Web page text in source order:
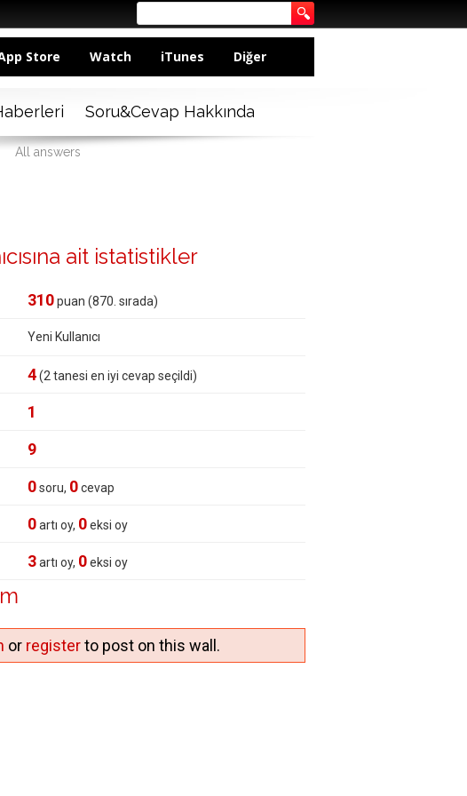
Store Watch iTunes Diğer
Soru&Cevap Hakkında
All answers
ait istatistikler
310puan (870 . sırada)
Yeni Kullanıcı
4(2 tanesi en iyi cevap seçildi)
1
9
0soru, 0cevap
0artı oy, 0eksi oy
3artı oy, 0eksi oy
or registerto post on this wall.